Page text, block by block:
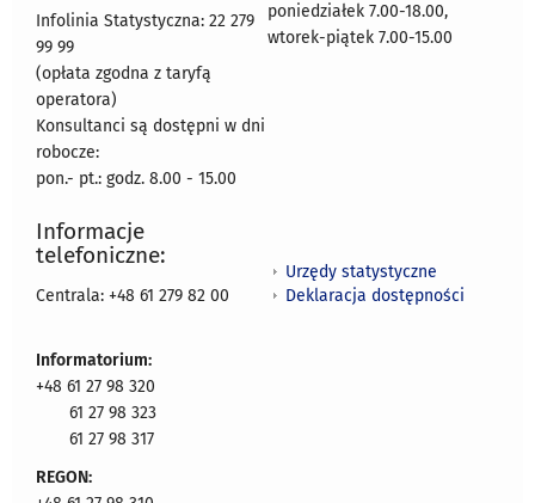
Infolinia Statystyczna: 22 279
99 99
(opłata zgodna z taryfą
operatora)
Konsultanci są dostępni w dni
robocze:
pon.- pt.: godz. 8.00 - 15.00
poniedziałek 7.00-18.00,
wtorek-piątek 7.00-15.00
Informacje
telefoniczne:
Centrala: +48 61 279 82 00
Informatorium:
+48 61 27 98 320
61 27 98 323
61 27 98 317
REGON:
Urzędy statystyczne
Deklaracja dostępności